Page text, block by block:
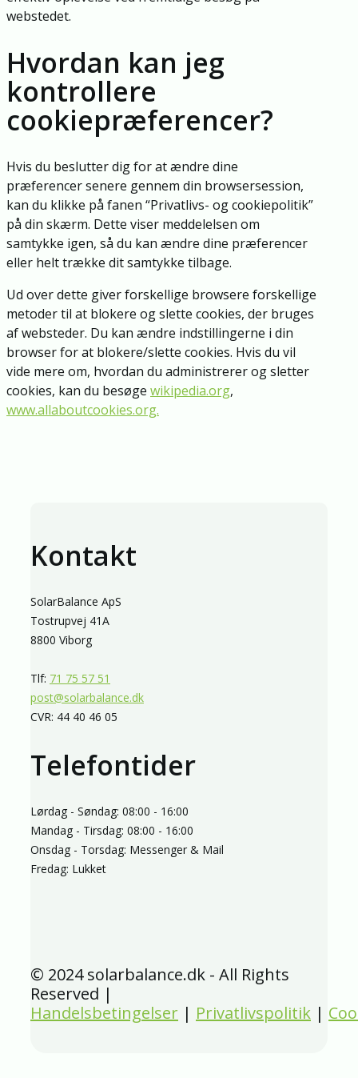
webstedet.
Hvordan kan jeg
kontrollere
cookiepræferencer?
Hvis du beslutter dig for at ændre dine
præferencer senere gennem din browsersession,
kan du klikke på fanen “Privatlivs- og cookiepolitik”
på din skærm. Dette viser meddelelsen om
samtykke igen, så du kan ændre dine præferencer
eller helt trække dit samtykke tilbage.
Ud over dette giver forskellige browsere forskellige
metoder til at blokere og slette cookies, der bruges
af websteder. Du kan ændre indstillingerne i din
browser for at blokere/slette cookies. Hvis du vil
vide mere om, hvordan du administrerer og sletter
cookies, kan du besøge wikipedia.org,
www.allaboutcookies.org.
Kontakt
SolarBalance ApS
Tostrupvej 41A
8800 Viborg
Tlf: 71 75 57 51
post@solarbalance.dk
CVR: 44 40 46 05
Telefontider
Lørdag - Søndag: 08:00 - 16:00
Mandag - Tirsdag: 08:00 - 16:00
Onsdag - Torsdag: Messenger & Mail
Fredag: Lukket
© 2024 solarbalance.dk - All Rights
Reserved |
Handelsbetingelser | Privatlivspolitik |